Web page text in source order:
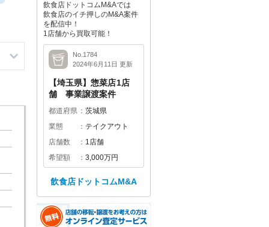
飲食店ドットコムM&Aでは
飲食店のイチ押しのM&A案件
を配信中！
1店舗から買取可能！
No.1784
2024年6月11日 更新
【埼玉県】惣菜店1店
舗 事業譲渡案件
都道府県
茨城県
業態
テイクアウト
店舗数
1店舗
希望額
3,000万円
飲食店ドットコムM&A